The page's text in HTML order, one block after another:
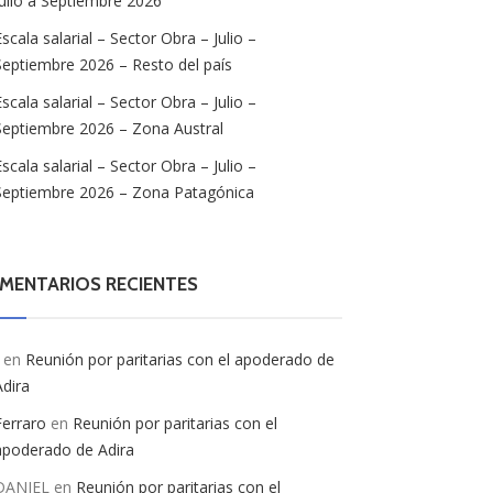
salarial – Sector Obra – Julio –
2026 – Resto del país
salarial – Sector Obra – Julio –
2026 – Zona Austral
salarial – Sector Obra – Julio –
2026 – Zona Patagónica
RECIENTES
en Reunión por paritarias con el apoderado de
en Reunión por paritarias con el
de Adira
en Reunión por paritarias con el